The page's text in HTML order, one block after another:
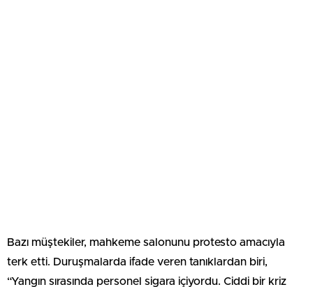
Bazı müştekiler, mahkeme salonunu protesto amacıyla
terk etti. Duruşmalarda ifade veren tanıklardan biri,
“Yangın sırasında personel sigara içiyordu. Ciddi bir kriz